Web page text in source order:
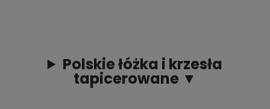
Polskie łóżka i krzesła
tapicerowane ▼